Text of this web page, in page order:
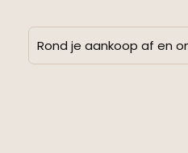
Rond je aankoop af en